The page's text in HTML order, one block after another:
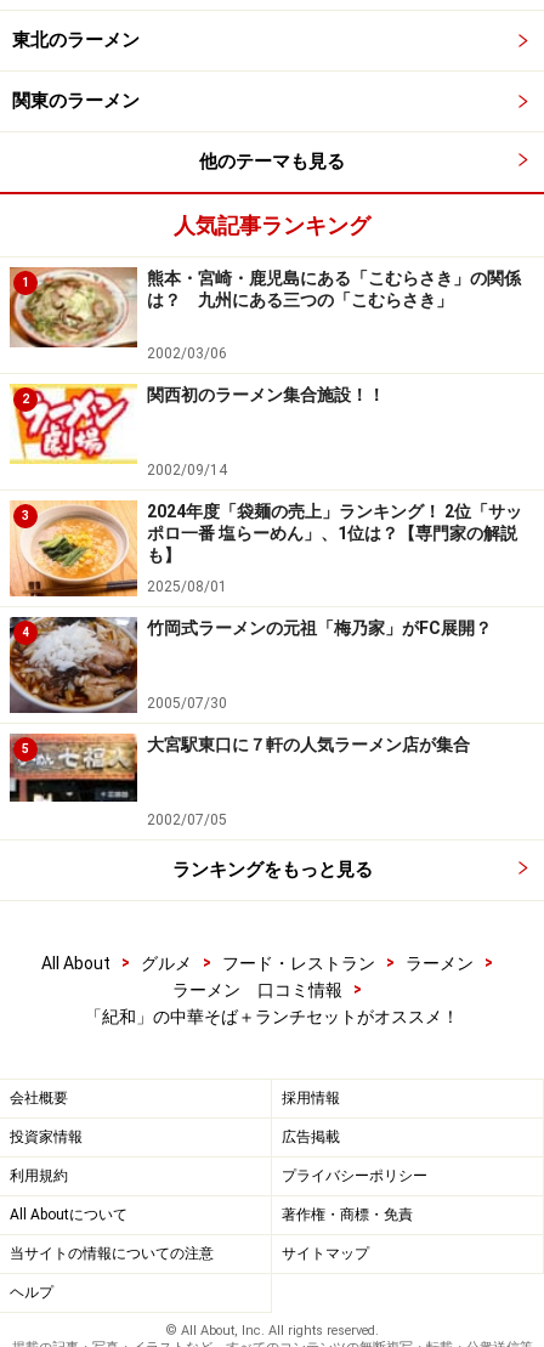
東北のラーメン
関東のラーメン
他のテーマも見る
人気記事ランキング
1
熊本・宮崎・鹿児島にある「こむらさき」の関係
は？ 九州にある三つの「こむらさき」
2002/03/06
2 関西初のラーメン集合施設！！
2002/09/14
3
2024年度「袋麺の売上」ランキング！ 2位「サッ
ポロ一番 塩らーめん」、1位は？【専門家の解説
も】
2025/08/01
4 竹岡式ラーメンの元祖「梅乃家」がFC展開？
2005/07/30
5 大宮駅東口に７軒の人気ラーメン店が集合
2002/07/05
ランキングをもっと見る
All About > グルメ > フード・レストラン > ラーメン
>
ラーメン 口コミ情報
>
「紀和」の中華そば＋ランチセットがオススメ！
会社概要 採用情報
投資家情報 広告掲載
利用規約 プライバシーポリシー
All Aboutについて 著作権・商標・免責
当サイトの情報についての注意 サイトマップ
ヘルプ
© All About, Inc. All rights reserved.